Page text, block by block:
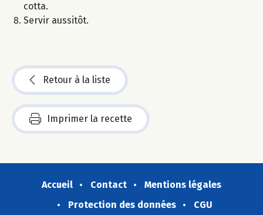
cotta.
Servir aussitôt.
Retour à la liste
Imprimer la recette
Accueil Contact
Mentions légales
Protection des données
CGU